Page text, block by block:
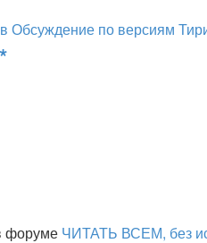
Обсуждение по версиям
форуме ЧИТАТЬ ВСЕМ, без